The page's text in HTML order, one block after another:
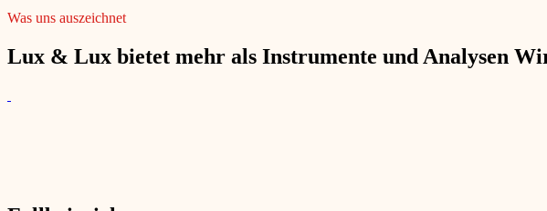
Was uns auszeichnet
Lux & Lux bietet mehr als Instrumente und Analysen